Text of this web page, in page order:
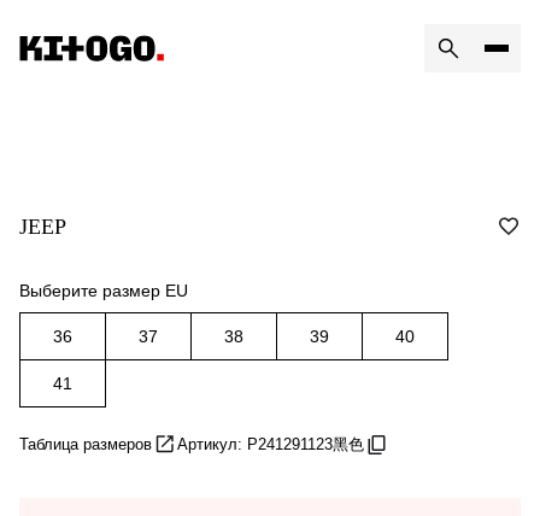
JEEP
Выберите размер EU
36 37 38 39 40
41
Таблица размеров Артикул: P241291123黑色